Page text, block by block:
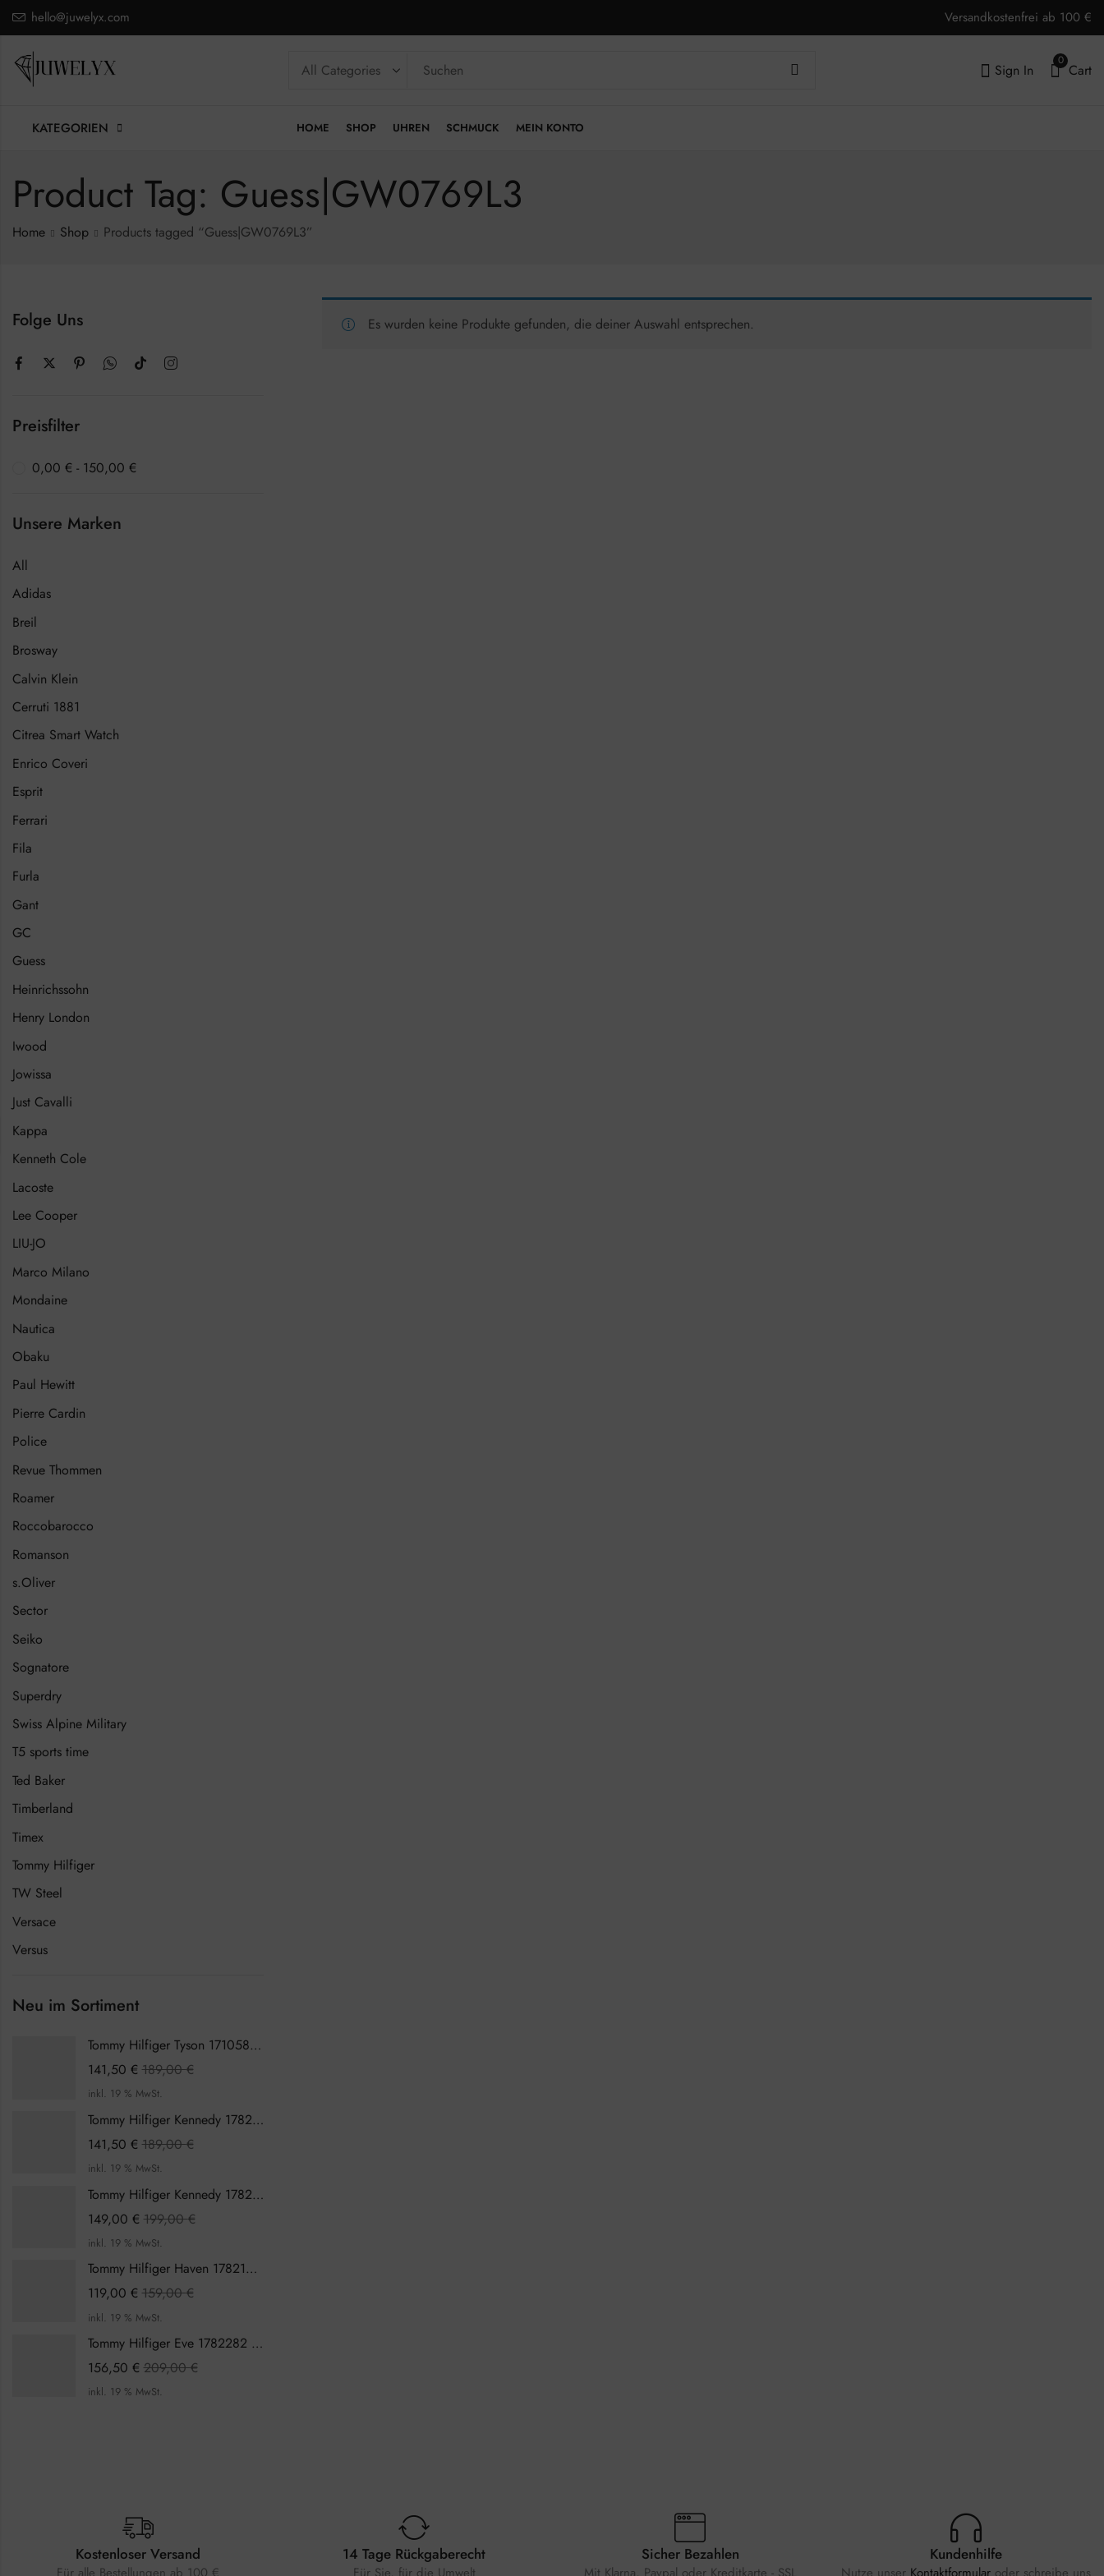
hello@juwelyx.com Versandkostenfrei ab 100 €
Sign In
0
Cart
KATEGORIEN HOME SHOP UHREN SCHMUCK MEIN KONTO
Product Tag: Guess|GW0769L3
Home Shop Products tagged “Guess|GW0769L3”
Es wurden keine Produkte gefunden, die deiner Auswahl entsprechen.
Folge Uns
Preisfilter
0,00 € - 150,00 €
Unsere Marken
All
Adidas
Breil
Brosway
Calvin Klein
Cerruti 1881
Citrea Smart Watch
Enrico Coveri
Esprit
Ferrari
Fila
Furla
Gant
GC
Guess
Heinrichssohn
Henry London
Iwood
Jowissa
Just Cavalli
Kappa
Kenneth Cole
Lacoste
Lee Cooper
LIU-JO
Marco Milano
Mondaine
Nautica
Obaku
Paul Hewitt
Pierre Cardin
Police
Revue Thommen
Roamer
Roccobarocco
Romanson
s.Oliver
Sector
Seiko
Sognatore
Superdry
Swiss Alpine Military
T5 sports time
Ted Baker
Timberland
Timex
Tommy Hilfiger
TW Steel
Versace
Versus
Neu im Sortiment
Tommy Hilfiger Tyson 1710589 Herrenuhr
141,50 € 189,00€
inkl. 19 % MwSt.
Tommy Hilfiger Kennedy 1782387 Damenuhr
141,50 € 189,00€
inkl. 19 % MwSt.
Tommy Hilfiger Kennedy 1782386 Damenuhr
149,00 € 199,00€
inkl. 19 % MwSt.
Tommy Hilfiger Haven 1782199 Damenuhr
119,00 € 159,00€
inkl. 19 % MwSt.
Tommy Hilfiger Eve 1782282 Damenuhr
156,50 € 209,00€
inkl. 19 % MwSt.
Kostenloser Versand
Für alle Bestellungen ab 100 €
14 Tage Rückgaberecht
Für Sie, für die Umwelt
Sicher Bezahlen
Mit Klarna, Paypal oder Kreditkarte - SSL
Kundenhilfe
Nutze unser Kontaktformular oder schreibe uns